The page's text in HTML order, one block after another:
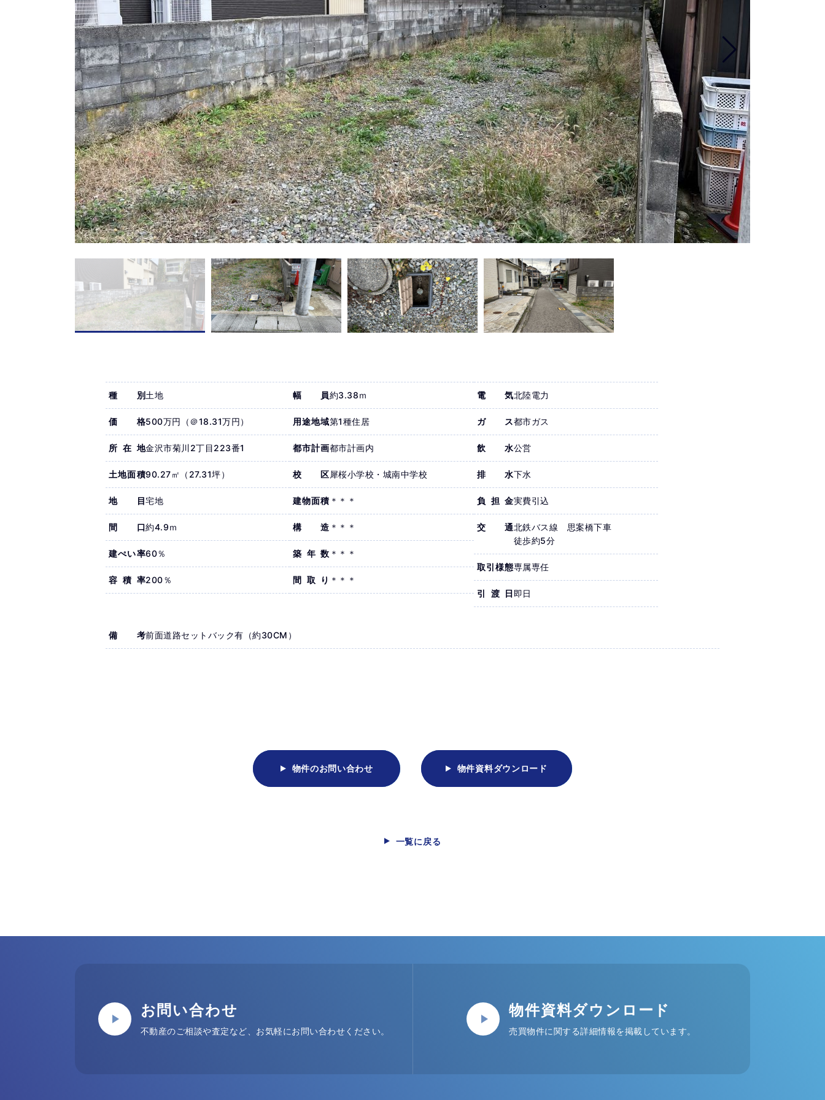
種別土地
価格500万円（＠18.31万円）
所在地金沢市菊川2丁目223番1
土地面積90.27㎡（27.31坪）
地目宅地
間口約4.9ｍ
建ぺい率60％
容積率200％
幅員約3.38ｍ
用途地域第1種住居
都市計画都市計画内
校区犀桜小学校・城南中学校
建物面積 ＊＊＊
構造 ＊＊＊
築年数 ＊＊＊
間取り ＊＊＊
電気北陸電力
ガス都市ガス
飲水公営
排水下水
負担金実費引込
交通北鉄バス線 思案橋下車
徒歩約5分
取引様態専属専任
引渡日即日
備考前面道路セットバック有（約30CM）
物件のお問い合わせ 物件資料ダウンロード
一覧に戻る
お問い合わせ
不動産のご相談や査定など、お気軽にお問い合わせください。
物件資料ダウンロード
売買物件に関する詳細情報を掲載しています。